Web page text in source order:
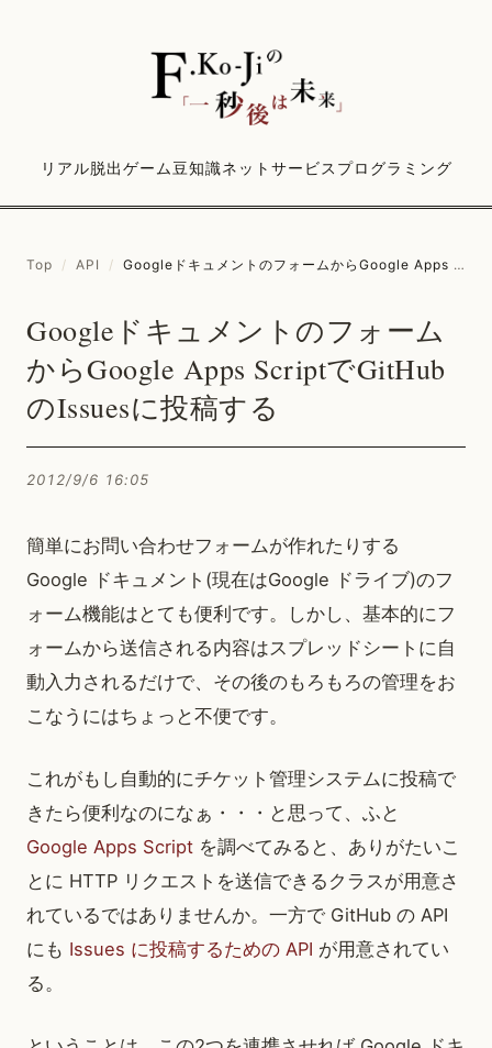
リアル脱出ゲーム豆知識ネットサービス プログラミング
Top / API / GoogleドキュメントのフォームからGoogle Apps ScriptでGitHubのIssuesに投稿する
Googleドキュメントのフォーム
からGoogle Apps ScriptでGitHub
のIssuesに投稿する
2012/9/6 16:05
簡単にお問い合わせフォームが作れたりする
Google ドキュメント(現在はGoogle ドライブ)のフ
ォーム機能はとても便利です。しかし、基本的にフ
ォームから送信される内容はスプレッドシートに自
動入力されるだけで、その後のもろもろの管理をお
こなうにはちょっと不便です。
これがもし自動的にチケット管理システムに投稿で
きたら便利なのになぁ・・・と思って、ふと
Google Apps Script を調べてみると、ありがたいこ
とに HTTP リクエストを送信できるクラスが用意さ
れているではありませんか。一方で GitHub の API
にも Issues に投稿するための API が用意されてい
る。